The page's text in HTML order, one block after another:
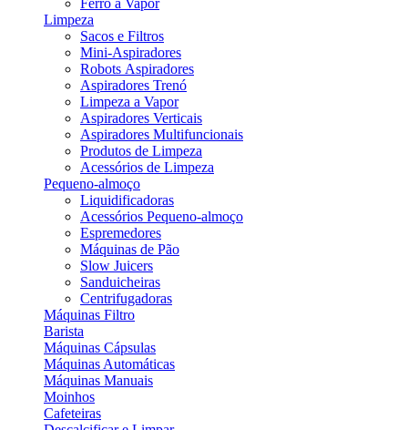
Ferro a Vapor
Limpeza
Sacos e Filtros
Mini-Aspiradores
Robots Aspiradores
Aspiradores Trenó
Limpeza a Vapor
Aspiradores Verticais
Aspiradores Multifuncionais
Produtos de Limpeza
Acessórios de Limpeza
Pequeno-almoço
Liquidificadoras
Acessórios Pequeno-almoço
Espremedores
Máquinas de Pão
Slow Juicers
Sanduicheiras
Centrifugadoras
Máquinas Filtro
Barista
Máquinas Cápsulas
Máquinas Automáticas
Máquinas Manuais
Moinhos
Cafeteiras